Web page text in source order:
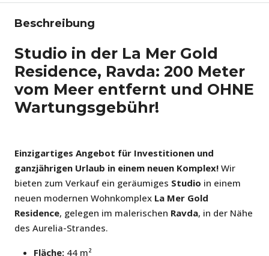
Beschreibung
Studio in der La Mer Gold
Residence, Ravda: 200 Meter
vom Meer entfernt und OHNE
Wartungsgebühr!
Einzigartiges Angebot für Investitionen und
ganzjährigen Urlaub in einem neuen Komplex! Wir
bieten zum Verkauf ein geräumiges Studio in einem
neuen modernen Wohnkomplex La Mer Gold
Residence, gelegen im malerischen Ravda, in der Nähe
des Aurelia-Strandes.
Fläche: 44 m²